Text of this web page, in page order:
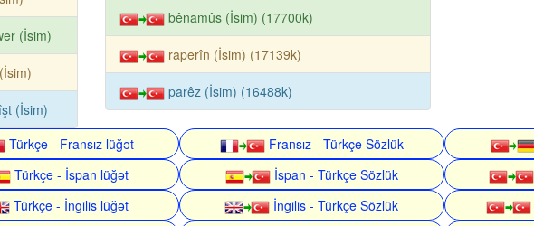
(İsim)
(İsim)
bênamûs (İsim) (17700k)
raperîn (İsim) (17139k)
parêz (İsim) (16488k)
Türkçe - Fransız lüğət Fransız - Türkçe Sözlük
Türkçe - İspan lüğət İspan - Türkçe Sözlük
Türkçe - İngilis lüğət İngilis - Türkçe Sözlük